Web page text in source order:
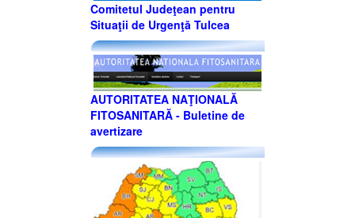
Comitetul Judeţean pentru
Situaţii de Urgenţă Tulcea
AUTORITATEA NAŢIONALĂ
FITOSANITARĂ - Buletine de
avertizare